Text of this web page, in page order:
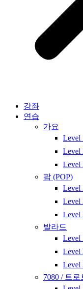
강좌
연습
가요
Level
Level
Level
팝 (POP)
Level
Level
Level
발라드
Level
Level
Level
7080 / 트로